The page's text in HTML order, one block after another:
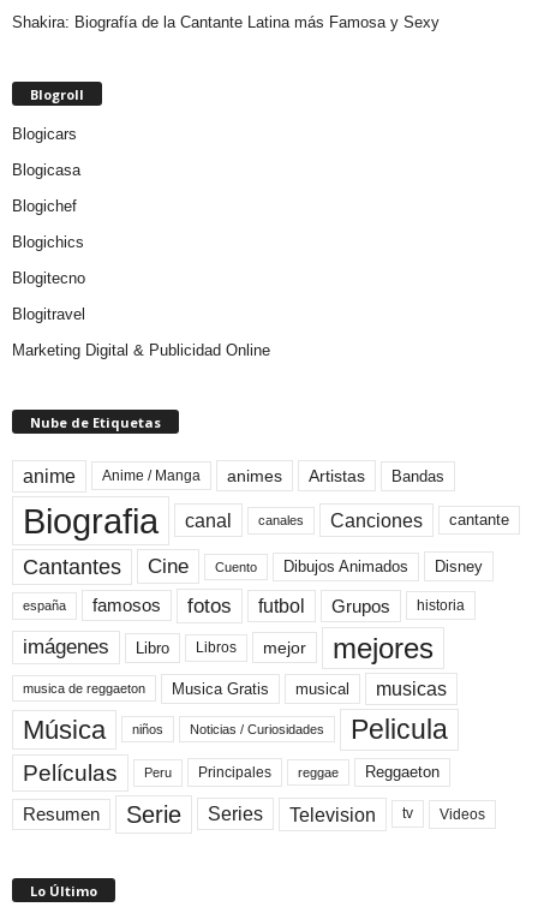
Shakira: Biografía de la Cantante Latina más Famosa y Sexy
Blogroll
Blogicars
Blogicasa
Blogichef
Blogichics
Blogitecno
Blogitravel
Marketing Digital & Publicidad Online
Nube de Etiquetas
anime Anime / Manga animes Artistas Bandas
Biografia canal canales Canciones cantante
Cantantes Cine Cuento Dibujos Animados Disney
españa famosos fotos futbol Grupos historia
imágenes Libro Libros mejor mejores
musica de reggaeton Musica Gratis musical musicas
Música niños Noticias / Curiosidades Pelicula
Películas Peru Principales reggae Reggaeton
Resumen Serie Series Television tv Videos
Lo Último